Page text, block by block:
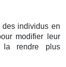
individus en
modifier leur
la rendre plus